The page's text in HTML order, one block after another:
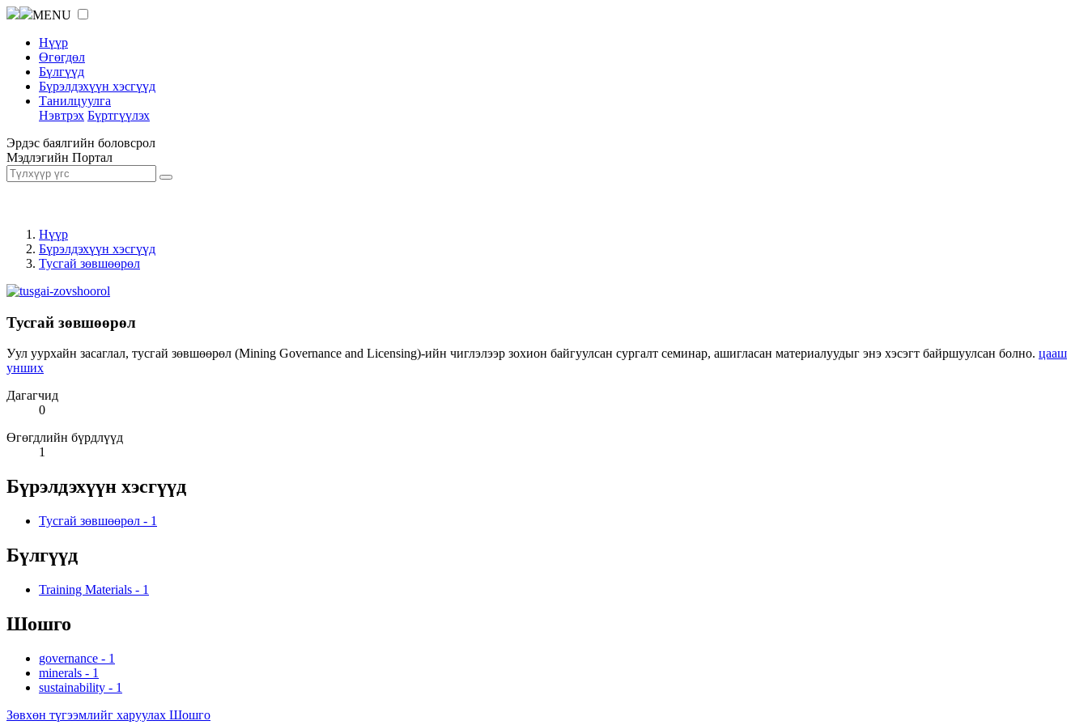
MENU
Нүүр
Өгөгдөл
Бүлгүүд
Бүрэлдэхүүн хэсгүүд
Танилцуулга
Нэвтрэх Бүртгүүлэх
Эрдэс баялгийн боловсрол
Мэдлэгийн Портал
Нүүр
Бүрэлдэхүүн хэсгүүд
Тусгай зөвшөөрөл
Тусгай зөвшөөрөл
Уул уурхайн засаглал, тусгай зөвшөөрөл (Mining Governance and Licensing)-ийн чиглэлээр зохион байгуулсан сургалт семинар, ашигласан материалуудыг энэ хэсэгт байршуулсан болно. цааш
унших
Дагагчид
0
Өгөгдлийн бүрдлүүд
1
Бүрэлдэхүүн хэсгүүд
Тусгай зөвшөөрөл - 1
Бүлгүүд
Training Materials - 1
Шошго
governance - 1
minerals - 1
sustainability - 1
Зөвхөн түгээмлийг харуулах Шошго